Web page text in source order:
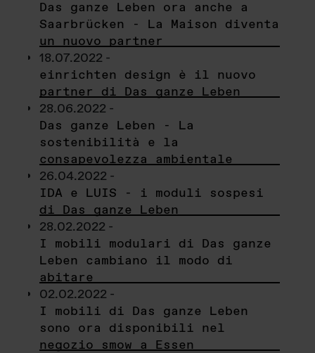
Das ganze Leben ora anche a
Saarbrücken - La Maison diventa
un nuovo partner
18.07.2022 -
einrichten design è il nuovo
partner di Das ganze Leben
28.06.2022 -
Das ganze Leben - La
sostenibilità e la
consapevolezza ambientale
26.04.2022 -
IDA e LUIS - i moduli sospesi
di Das ganze Leben
28.02.2022 -
I mobili modulari di Das ganze
Leben cambiano il modo di
abitare
02.02.2022 -
I mobili di Das ganze Leben
sono ora disponibili nel
negozio smow a Essen